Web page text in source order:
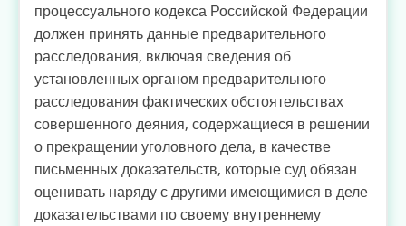
процессуального кодекса Российской Федерации
должен принять данные предварительного
расследования, включая сведения об
установленных органом предварительного
расследования фактических обстоятельствах
совершенного деяния, содержащиеся в решении
о прекращении уголовного дела, в качестве
письменных доказательств, которые суд обязан
оценивать наряду с другими имеющимися в деле
доказательствами по своему внутреннему